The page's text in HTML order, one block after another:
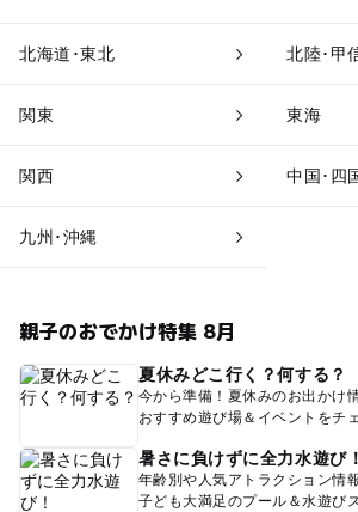
北海道･東北 北陸･甲
関東 東海
関西 中国･四
九州･沖縄
親子のおでかけ特集 8月
夏休みどこ行く？何する？
今から準備！夏休みのお出かけ
おすすめ遊び場＆イベントをチ
暑さに負けずに全力水遊び！
年齢別や人気アトラクション情
子ども大満足のプール＆水遊び